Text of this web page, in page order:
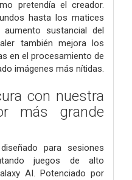
pretendía el creador.
hasta los matices
sustancial del
también mejora los
en el procesamiento de
imágenes más nítidas.
con nuestra
más grande
para sesiones
juegos de alto
AI. Potenciado por